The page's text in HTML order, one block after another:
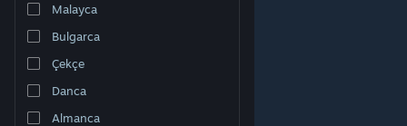
Malayca
Bulgarca
Çekçe
Danca
Almanca